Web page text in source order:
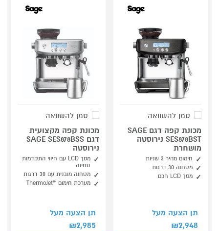
סמן להשוואה
מכונת קפה דגם SAGE
SES878BST נירוסטה
מושחרת
חימום מהיר ‎3 שניות
מטחנה 30 דרגות
מסך LCD חכם
תן הצעה מעל
₪2,948
סמן להשוואה
מכונת קפה מקצועית
דגם SAGE SES878BSS
נירוסטה
מסך LCD עם חיווי התקדמות
טחינה
מטחנה מובנית עם 30 דרגות
מערכת חימום ™ThermoJet
תן הצעה מעל
₪2,985